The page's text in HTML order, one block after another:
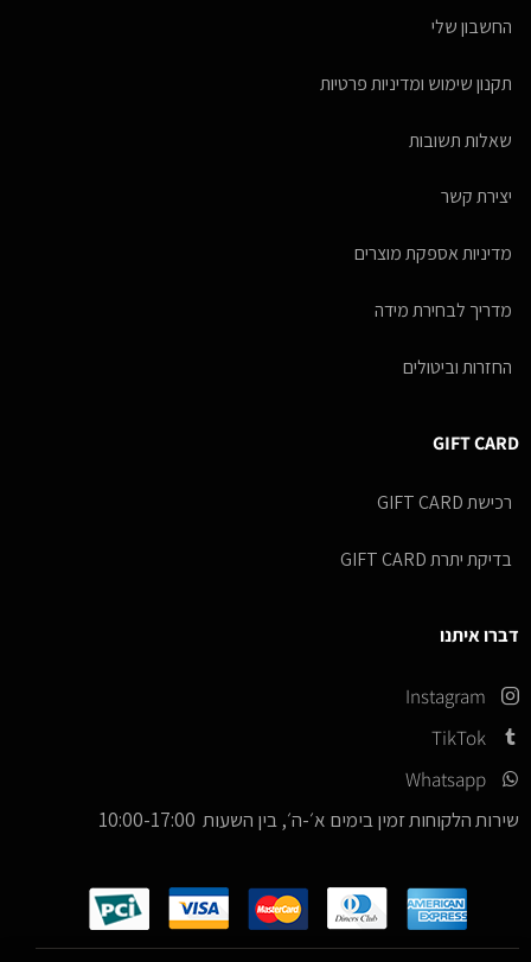
החשבון שלי
תקנון שימוש ומדיניות פרטיות
שאלות תשובות
יצירת קשר
מדיניות אספקת מוצרים
מדריך לבחירת מידה
החזרות וביטולים
GIFT CARD
רכישת GIFT CARD
בדיקת יתרת GIFT CARD
דברו איתנו
Instagram
TikTok
Whatsapp
שירות הלקוחות זמין בימים א׳-ה׳, בין השעות 10:00-17:00